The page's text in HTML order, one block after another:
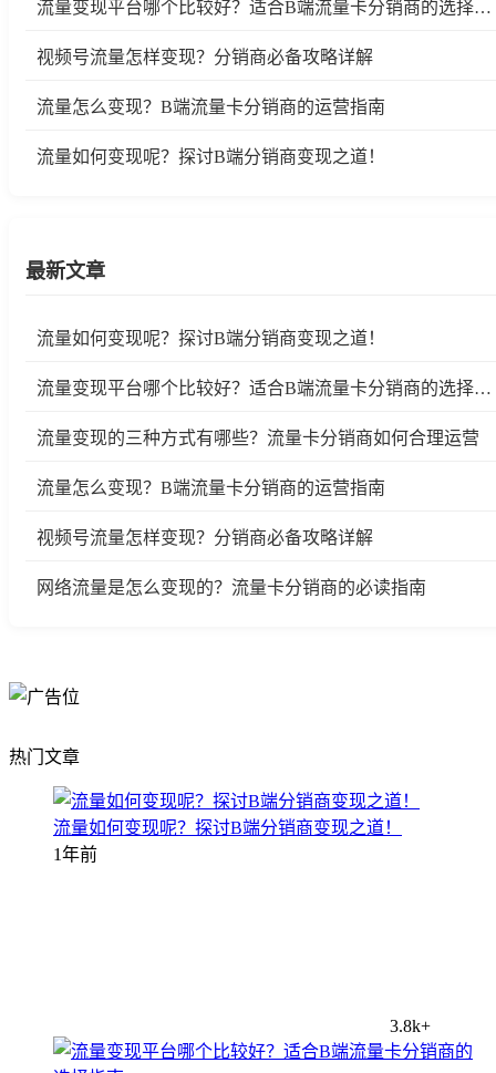
流量变现平台哪个比较好？适合B端流量卡分销商的选择指南
视频号流量怎样变现？分销商必备攻略详解
流量怎么变现？B端流量卡分销商的运营指南
流量如何变现呢？探讨B端分销商变现之道！
最新文章
流量如何变现呢？探讨B端分销商变现之道！
流量变现平台哪个比较好？适合B端流量卡分销商的选择指南
流量变现的三种方式有哪些？流量卡分销商如何合理运营
流量怎么变现？B端流量卡分销商的运营指南
视频号流量怎样变现？分销商必备攻略详解
网络流量是怎么变现的？流量卡分销商的必读指南
热门文章
流量如何变现呢？探讨B端分销商变现之道！
1年前
3.8k+